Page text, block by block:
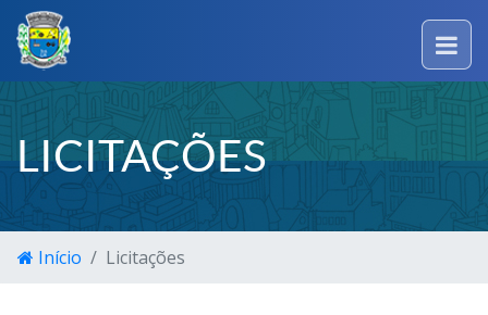
LICITAÇÕES
Início Licitações